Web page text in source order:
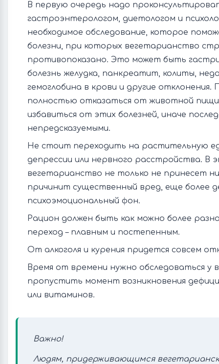
В первую очередь надо
гастроэнтерологом, диетологом и
необходимое обследование, которое
болезни, при которых вегетарианство
противопоказано. Это может быть
болезнь желудка, панкреатит, колиты,
гемоглобина в крови и другие отклонения.
полностью отказаться от животной
избавиться от этих болезней, иначе
непредсказуемыми.
Не стоит переходить на растительную
депрессии или нервного расстройства. В
вегетарианство не только не принесет
причинит существенный вред, еще более
психоэмоциональный фон.
Рацион должен быть как можно более
переход – плавным и постепенным.
От алкоголя и курения придется совсем
Время от времени нужно обследоваться у
пропустить момент возникновения
или витаминов.
Важно!
Людям, придерживающимся